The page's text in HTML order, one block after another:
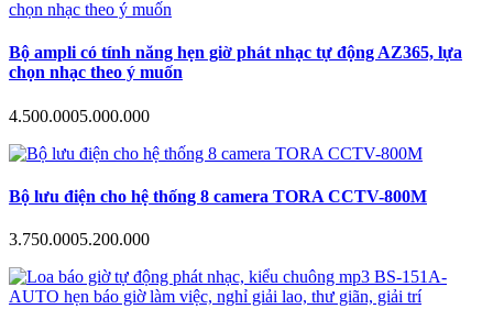
Bộ ampli có tính năng hẹn giờ phát nhạc tự động AZ365, lựa
chọn nhạc theo ý muốn
4.500.0005.000.000
Bộ lưu điện cho hệ thống 8 camera TORA CCTV-800M
3.750.0005.200.000